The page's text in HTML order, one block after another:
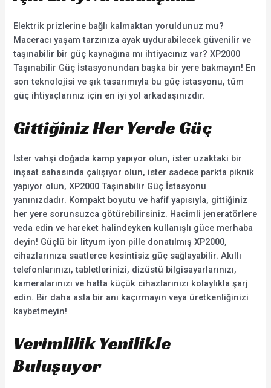
Elektrik prizlerine bağlı kalmaktan yoruldunuz mu?
Maceracı yaşam tarzınıza ayak uydurabilecek güvenilir ve
taşınabilir bir güç kaynağına mı ihtiyacınız var? XP2000
Taşınabilir Güç İstasyonundan başka bir yere bakmayın! En
son teknolojisi ve şık tasarımıyla bu güç istasyonu, tüm
güç ihtiyaçlarınız için en iyi yol arkadaşınızdır.
Gittiğiniz Her Yerde Güç
İster vahşi doğada kamp yapıyor olun, ister uzaktaki bir
inşaat sahasında çalışıyor olun, ister sadece parkta piknik
yapıyor olun, XP2000 Taşınabilir Güç İstasyonu
yanınızdadır. Kompakt boyutu ve hafif yapısıyla, gittiğiniz
her yere sorunsuzca götürebilirsiniz. Hacimli jeneratörlere
veda edin ve hareket halindeyken kullanışlı güce merhaba
deyin! Güçlü bir lityum iyon pille donatılmış XP2000,
cihazlarınıza saatlerce kesintisiz güç sağlayabilir. Akıllı
telefonlarınızı, tabletlerinizi, dizüstü bilgisayarlarınızı,
kameralarınızı ve hatta küçük cihazlarınızı kolaylıkla şarj
edin. Bir daha asla bir anı kaçırmayın veya üretkenliğinizi
kaybetmeyin!
Verimlilik Yenilikle
Buluşuyor